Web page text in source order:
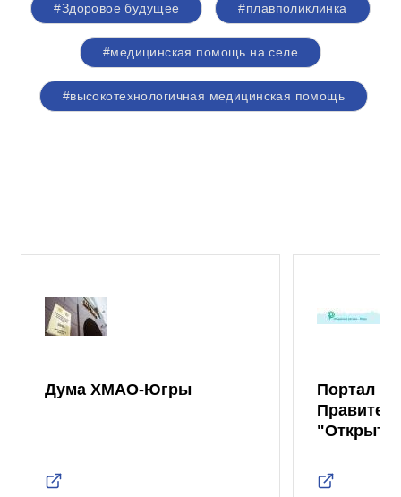
#Здоровое будущее #плавполиклинка
#медицинская помощь на селе
#высокотехнологичная медицинская помощь
Дума ХМАО-Югры
Портал